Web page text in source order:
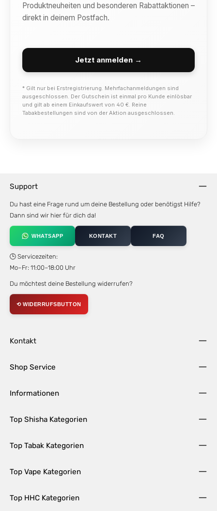
Produktneuheiten und besonderen Rabattaktionen –
direkt in deinem Postfach.
Jetzt anmelden →
* Gilt nur bei Erstregistrierung. Mehrfachanmeldungen sind
ausgeschlossen. Der Gutschein ist einmal pro Kunde einlösbar
und gilt ab einem Einkaufswert von 40 €. Reine
Tabakbestellungen sind von der Aktion ausgeschlossen.
Support
Du hast eine Frage rund um deine Bestellung oder benötigst Hilfe?
Dann sind wir hier für dich da!
WHATSAPP KONTAKT FAQ
🕒 Servicezeiten:
Mo–Fr: 11:00–18:00 Uhr
Du möchtest deine Bestellung widerrufen?
⟲ WIDERRUFSBUTTON
Kontakt
Shop Service
Informationen
Top Shisha Kategorien
Top Tabak Kategorien
Top Vape Kategorien
Top HHC Kategorien